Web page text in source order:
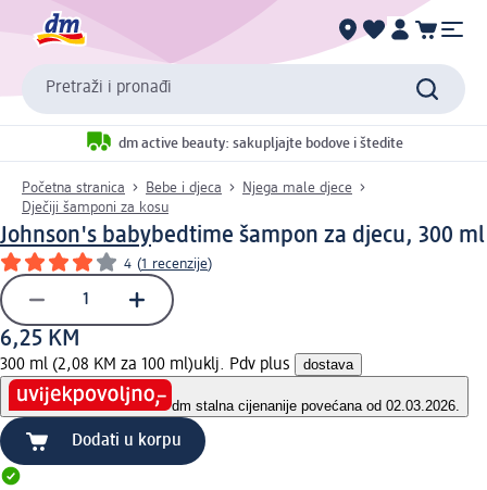
Pretraži i pronađi
dm active beauty: sakupljajte bodove i štedite
Početna stranica Bebe i djeca
Njega male djece
Dječiji šamponi za kosu
Johnson's babybedtime šampon za djecu, 300 ml
4 (1 recenzije)
6,25 KM
300 ml (2,08 KM za 100 ml)uklj. Pdv plus dostava
dm stalna cijenanije povećana od 02.03.2026.
Dodati u korpu